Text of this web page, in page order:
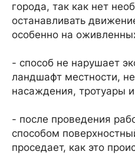
города, так как нет
останавливать
особенно на
- способ не нарушает
ландшафт местности,
насаждения, тротуары
- после проведения
способом
проседает, как это